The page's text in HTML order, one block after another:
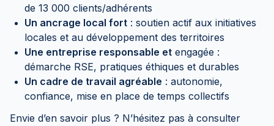
de 13 000 clients/adhérents
Un ancrage local fort : soutien actif aux initiatives
locales et au développement des territoires
Une entreprise responsable et engagée :
démarche RSE, pratiques éthiques et durables
Un cadre de travail agréable : autonomie,
confiance, mise en place de temps collectifs
Envie d’en savoir plus ? N’hésitez pas à consulter